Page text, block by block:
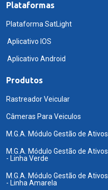
Plataformas
Plataforma SatLight
Aplicativo IOS
Aplicativo Android
Produtos
Rastreador Veicular
Câmeras Para Veiculos
M.G.A. Módulo Gestão de Ativos
M.G.A. Módulo Gestão de Ativos
- Linha Verde
M.G.A. Módulo Gestão de Ativos
- Linha Amarela